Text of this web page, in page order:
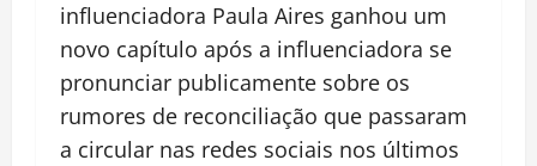
influenciadora Paula Aires ganhou um
novo capítulo após a influenciadora se
pronunciar publicamente sobre os
rumores de reconciliação que passaram
a circular nas redes sociais nos últimos